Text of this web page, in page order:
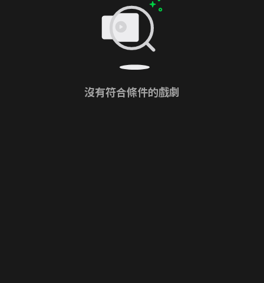
沒有符合條件的戲劇